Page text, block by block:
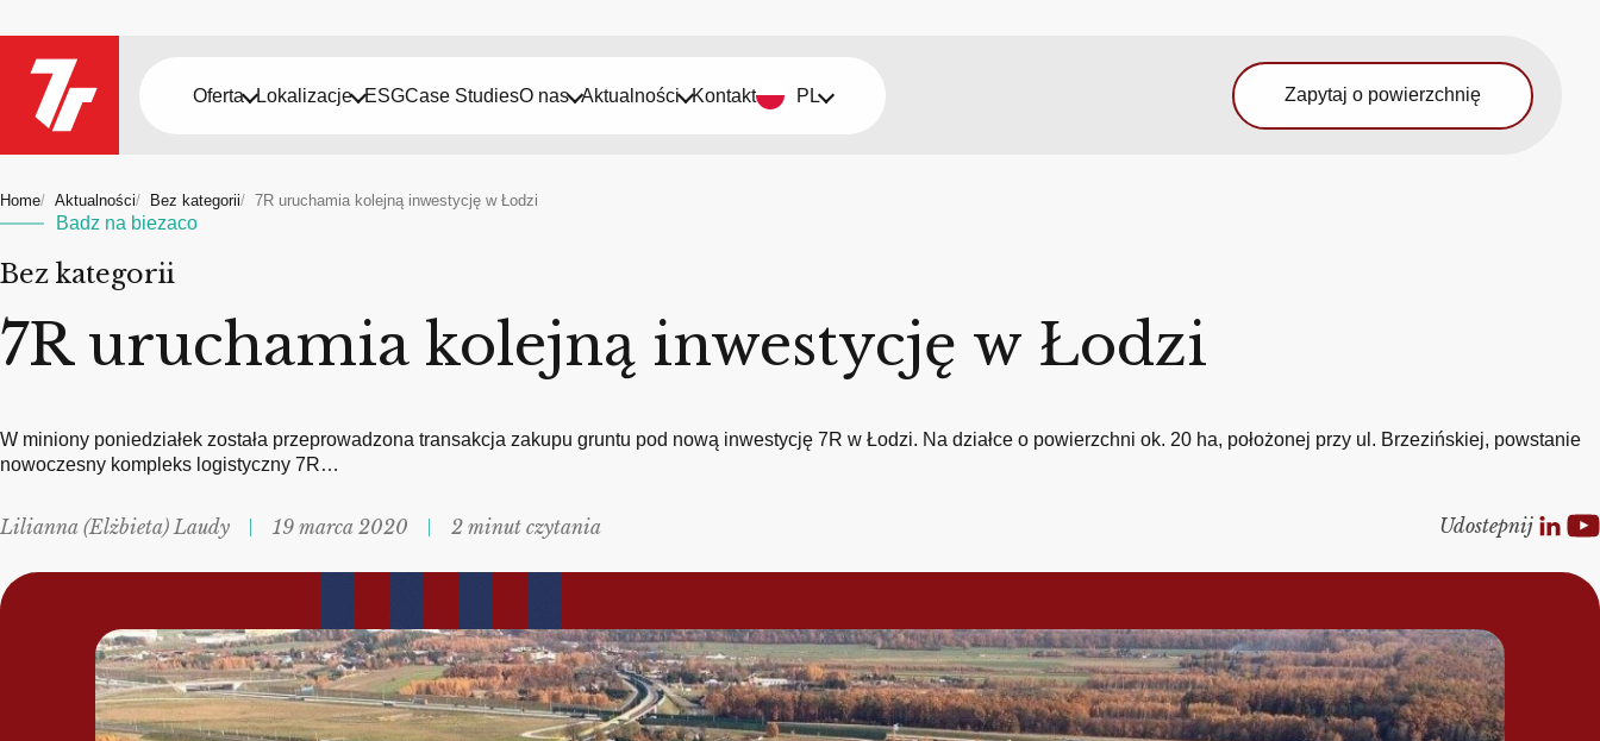
Oferta Lokalizacje ESGCase StudiesO nas Aktualności Kontakt PL Zapytaj o powierzchnię
Home Aktualności Bez kategorii 7R uruchamia kolejną inwestycję w Łodzi
Badz na biezaco
Bez kategorii
7R uruchamia kolejną inwestycję w Łodzi
W miniony poniedziałek została przeprowadzona transakcja zakupu gruntu pod nową inwestycję 7R w Łodzi. Na działce o powierzchni ok. 20 ha, położonej przy ul. Brzezińskiej, powstanie
nowoczesny kompleks logistyczny 7R…
Lilianna (Elżbieta) Laudy 19 marca 2020 2 minut czytania Udostepnij